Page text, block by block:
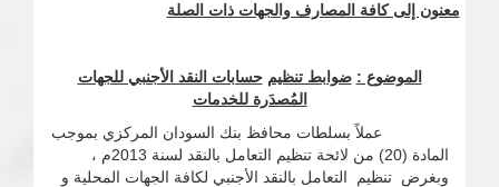
معنون إلى كافة المصارف والجهات ذات الصلة
الموضوع : ضوابط تنظيم حسابات النقد الأجنبي للجهات
المُصدَرة للخدمات
عملاً بسلطات محافظ بنك السودان المركزي بموجب
المادة (20) من لائحة تنظيم التعامل بالنقد لسنة 2013م ،
وبغرض تنظيم التعامل بالنقد الأجنبي لكافة الجهات المحلية و